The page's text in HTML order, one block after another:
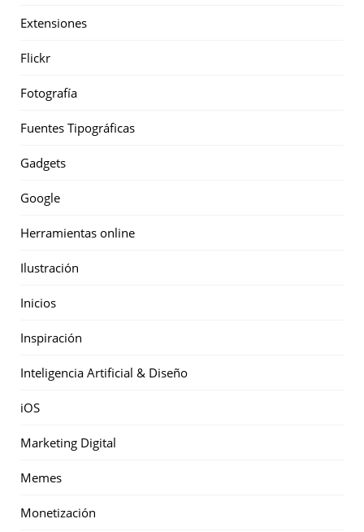
Extensiones
Flickr
Fotografía
Fuentes Tipográficas
Gadgets
Google
Herramientas online
Ilustración
Inicios
Inspiración
Inteligencia Artificial & Diseño
iOS
Marketing Digital
Memes
Monetización